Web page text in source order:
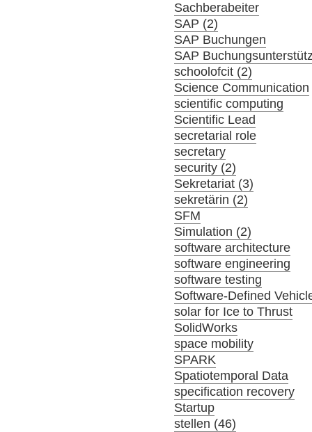
Sachberabeiter
SAP (2)
SAP Buchungen
SAP
schoolofcit (2)
Science Communication
scientific computing
Scientific Lead
secretarial role
secretary
security (2)
Sekretariat (3)
sekretärin (2)
SFM
Simulation (2)
software architecture
software engineering
software testing
Software-Defined
solar for Ice to Thrust
SolidWorks
space mobility
SPARK
Spatiotemporal Data
specification recovery
Startup
stellen (46)